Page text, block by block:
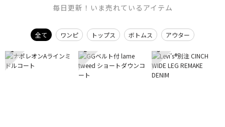
毎日更新！いま売れているアイテム
全て ワンピ トップス ボトムス アウター
1 2 3